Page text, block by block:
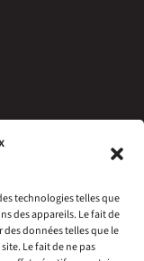
technologies telles que
des appareils. Le fait de
données telles que le
Le fait de ne pas